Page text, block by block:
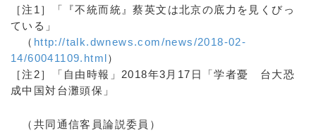
［注1］「『不統而統』蔡英文は北京の底力を見くびっ
ている」
（ http://talk.dwnews.com/news/2018-02-
14/60041109.html）
［注2］「自由時報」2018年3月17日「学者憂 台大恐
成中国対台灘頭保」
（共同通信客員論説委員）